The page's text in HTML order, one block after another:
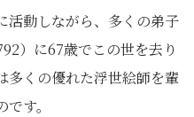
活動しながら、多くの弟子
）に67歳でこの世を去り
多くの優れた浮世絵師を輩
す。